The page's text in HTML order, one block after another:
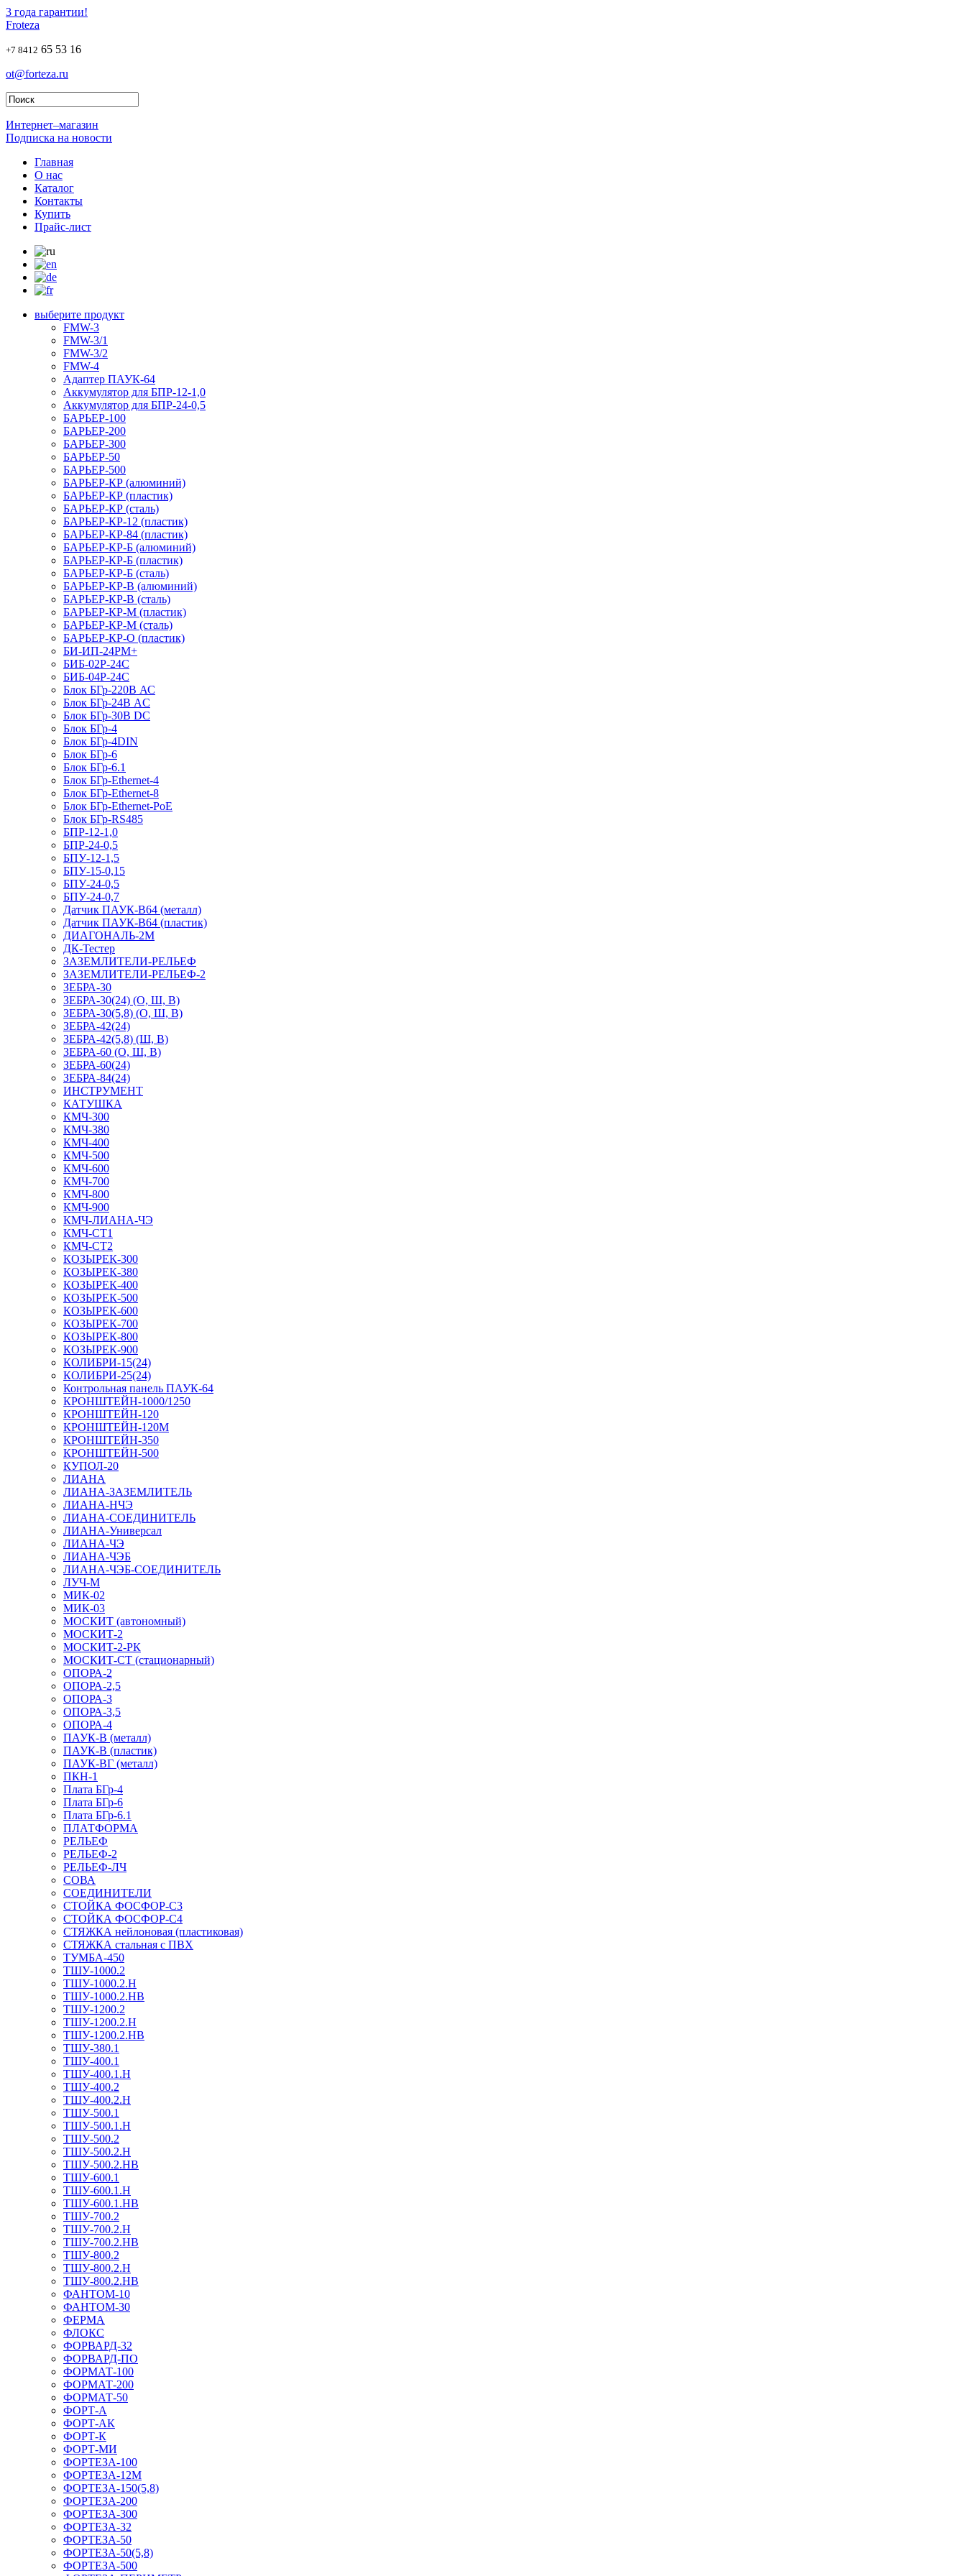
3 года гарантии!
Froteza
+7 8412 65 53 16
ot@forteza.ru
Интернет–магазин
Подписка на новости
Главная
О нас
Каталог
Контакты
Купить
Прайс-лист
выберите продукт
FMW-3
FMW-3/1
FMW-3/2
FMW-4
Адаптер ПАУК-64
Аккумулятор для БПР-12-1,0
Аккумулятор для БПР-24-0,5
БАРЬЕР-100
БАРЬЕР-200
БАРЬЕР-300
БАРЬЕР-50
БАРЬЕР-500
БАРЬЕР-КР (алюминий)
БАРЬЕР-КР (пластик)
БАРЬЕР-КР (сталь)
БАРЬЕР-КР-12 (пластик)
БАРЬЕР-КР-84 (пластик)
БАРЬЕР-КР-Б (алюминий)
БАРЬЕР-КР-Б (пластик)
БАРЬЕР-КР-Б (сталь)
БАРЬЕР-КР-В (алюминий)
БАРЬЕР-КР-В (сталь)
БАРЬЕР-КР-М (пластик)
БАРЬЕР-КР-М (сталь)
БАРЬЕР-КР-О (пластик)
БИ-ИП-24РМ+
БИБ-02Р-24С
БИБ-04Р-24С
Блок БГр-220В АС
Блок БГр-24В AC
Блок БГр-30В DC
Блок БГр-4
Блок БГр-4DIN
Блок БГр-6
Блок БГр-6.1
Блок БГр-Ethernet-4
Блок БГр-Ethernet-8
Блок БГр-Ethernet-PoE
Блок БГр-RS485
БПР-12-1,0
БПР-24-0,5
БПУ-12-1,5
БПУ-15-0,15
БПУ-24-0,5
БПУ-24-0,7
Датчик ПАУК-В64 (металл)
Датчик ПАУК-В64 (пластик)
ДИАГОНАЛЬ-2М
ДК-Тестер
ЗАЗЕМЛИТЕЛИ-РЕЛЬЕФ
ЗАЗЕМЛИТЕЛИ-РЕЛЬЕФ-2
ЗЕБРА-30
ЗЕБРА-30(24) (О, Ш, В)
ЗЕБРА-30(5,8) (О, Ш, В)
ЗЕБРА-42(24)
ЗЕБРА-42(5,8) (Ш, В)
ЗЕБРА-60 (О, Ш, В)
ЗЕБРА-60(24)
ЗЕБРА-84(24)
ИНСТРУМЕНТ
КАТУШКА
КМЧ-300
КМЧ-380
КМЧ-400
КМЧ-500
КМЧ-600
КМЧ-700
КМЧ-800
КМЧ-900
КМЧ-ЛИАНА-ЧЭ
КМЧ-СТ1
КМЧ-СТ2
КОЗЫРЕК-300
КОЗЫРЕК-380
КОЗЫРЕК-400
КОЗЫРЕК-500
КОЗЫРЕК-600
КОЗЫРЕК-700
КОЗЫРЕК-800
КОЗЫРЕК-900
КОЛИБРИ-15(24)
КОЛИБРИ-25(24)
Контрольная панель ПАУК-64
КРОНШТЕЙН-1000/1250
КРОНШТЕЙН-120
КРОНШТЕЙН-120М
КРОНШТЕЙН-350
КРОНШТЕЙН-500
КУПОЛ-20
ЛИАНА
ЛИАНА-ЗАЗЕМЛИТЕЛЬ
ЛИАНА-НЧЭ
ЛИАНА-СОЕДИНИТЕЛЬ
ЛИАНА-Универсал
ЛИАНА-ЧЭ
ЛИАНА-ЧЭБ
ЛИАНА-ЧЭБ-СОЕДИНИТЕЛЬ
ЛУЧ-М
МИК-02
МИК-03
МОСКИТ (автономный)
МОСКИТ-2
МОСКИТ-2-РК
МОСКИТ-СТ (стационарный)
ОПОРА-2
ОПОРА-2,5
ОПОРА-3
ОПОРА-3,5
ОПОРА-4
ПАУК-В (металл)
ПАУК-В (пластик)
ПАУК-ВГ (металл)
ПКН-1
Плата БГр-4
Плата БГр-6
Плата БГр-6.1
ПЛАТФОРМА
РЕЛЬЕФ
РЕЛЬЕФ-2
РЕЛЬЕФ-ЛЧ
СОВА
СОЕДИНИТЕЛИ
СТОЙКА ФОСФОР-С3
СТОЙКА ФОСФОР-С4
СТЯЖКА нейлоновая (пластиковая)
СТЯЖКА стальная с ПВХ
ТУМБА-450
ТШУ-1000.2
ТШУ-1000.2.Н
ТШУ-1000.2.НВ
ТШУ-1200.2
ТШУ-1200.2.Н
ТШУ-1200.2.НВ
ТШУ-380.1
ТШУ-400.1
ТШУ-400.1.Н
ТШУ-400.2
ТШУ-400.2.Н
ТШУ-500.1
ТШУ-500.1.Н
ТШУ-500.2
ТШУ-500.2.Н
ТШУ-500.2.НВ
ТШУ-600.1
ТШУ-600.1.Н
ТШУ-600.1.НВ
ТШУ-700.2
ТШУ-700.2.Н
ТШУ-700.2.НВ
ТШУ-800.2
ТШУ-800.2.Н
ТШУ-800.2.НВ
ФАНТОМ-10
ФАНТОМ-30
ФЕРМА
ФЛОКС
ФОРВАРД-32
ФОРВАРД-ПО
ФОРМАТ-100
ФОРМАТ-200
ФОРМАТ-50
ФОРТ-А
ФОРТ-АК
ФОРТ-К
ФОРТ-МИ
ФОРТЕЗА-100
ФОРТЕЗА-12М
ФОРТЕЗА-150(5,8)
ФОРТЕЗА-200
ФОРТЕЗА-300
ФОРТЕЗА-32
ФОРТЕЗА-50
ФОРТЕЗА-50(5,8)
ФОРТЕЗА-500